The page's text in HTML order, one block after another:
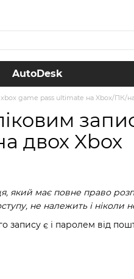
AutoDesk
game pass ultimate на Xbox/ПК/
двох Xbox
який має повне право
не належить і ніколи
запису є і паролем від